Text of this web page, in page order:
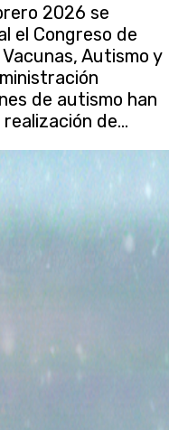
2026 se
el Congreso de
Autismo y
de autismo han
de...